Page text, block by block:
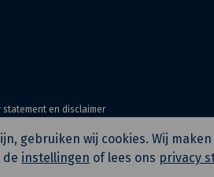
statement en disclaimer
gebruiken wij cookies. Wij
de instellingen of lees ons privacy